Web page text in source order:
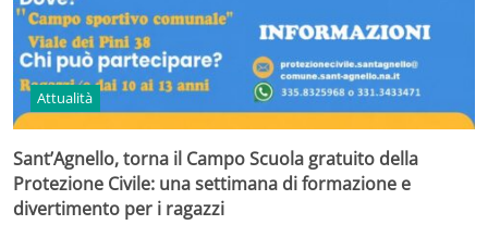
Attualità
Sant’Agnello, torna il Campo Scuola gratuito della
Protezione Civile: una settimana di formazione e
divertimento per i ragazzi